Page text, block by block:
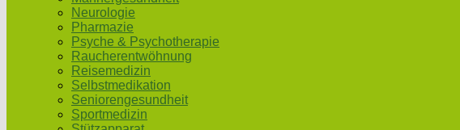
Neurologie
Pharmazie
Psyche & Psychotherapie
Raucherentwöhnung
Reisemedizin
Selbstmedikation
Seniorengesundheit
Sportmedizin